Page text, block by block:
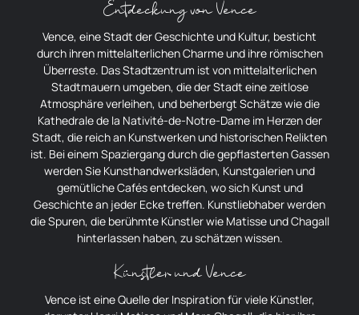
Entdeckung von Vence
Vence, eine Stadt der Geschichte und Kultur, besticht
durch ihren mittelalterlichen Charme und ihre römischen
Überreste. Das Stadtzentrum ist von mittelalterlichen
Stadtmauern umgeben, die der Stadt eine zeitlose
Atmosphäre verleihen, und beherbergt Schätze wie die
Kathedrale de la Nativité-de-Notre-Dame im Herzen der
Stadt, die reich an Kunstwerken und historischen Relikten
ist. Bei einem Spaziergang durch die gepflasterten Gassen
werden Sie Kunsthandwerksläden, Kunstgalerien und
gemütliche Cafés entdecken, wo sich Kunst und
Geschichte an jeder Ecke treffen. Kunstliebhaber werden
die Spuren, die berühmte Künstler wie Matisse und Chagall
hinterlassen haben, zu schätzen wissen.
Künstler und Vence
Vence ist eine Quelle der Inspiration für viele Künstler,